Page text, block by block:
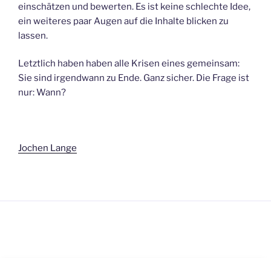
einschätzen und bewerten. Es ist keine schlechte Idee,
ein weiteres paar Augen auf die Inhalte blicken zu
lassen.
Letztlich haben haben alle Krisen eines gemeinsam:
Sie sind irgendwann zu Ende. Ganz sicher. Die Frage ist
nur: Wann?
Jochen Lange